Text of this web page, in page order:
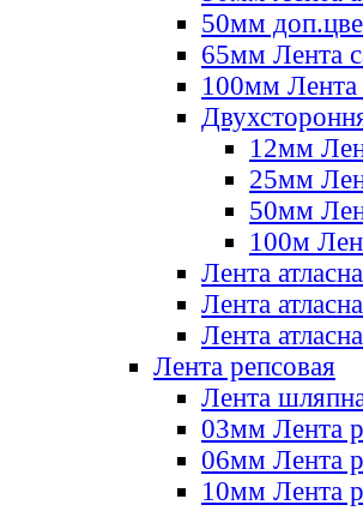
50мм
65мм Лента
100мм Лента
12мм
25мм
50мм
100м
Лента
Лента
Лента
Лента репсовая
Лента
03мм Лента
06мм Лента
10мм Лента